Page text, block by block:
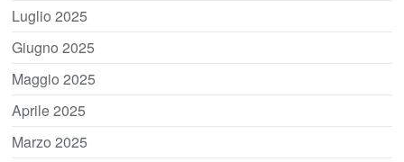
Luglio 2025
Giugno 2025
Maggio 2025
Aprile 2025
Marzo 2025